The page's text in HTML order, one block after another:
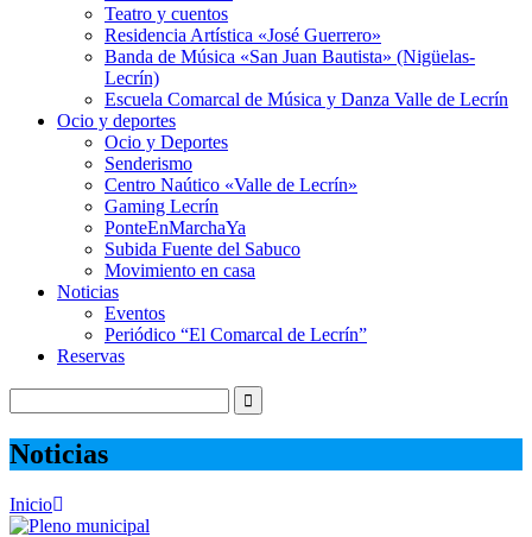
Teatro y cuentos
Residencia Artística «José Guerrero»
Banda de Música «San Juan Bautista» (Nigüelas-
Lecrín)
Escuela Comarcal de Música y Danza Valle de Lecrín
Ocio y deportes
Ocio y Deportes
Senderismo
Centro Naútico «Valle de Lecrín»
Gaming Lecrín
PonteEnMarchaYa
Subida Fuente del Sabuco
Movimiento en casa
Noticias
Eventos
Periódico “El Comarcal de Lecrín”
Reservas
Noticias
Inicio